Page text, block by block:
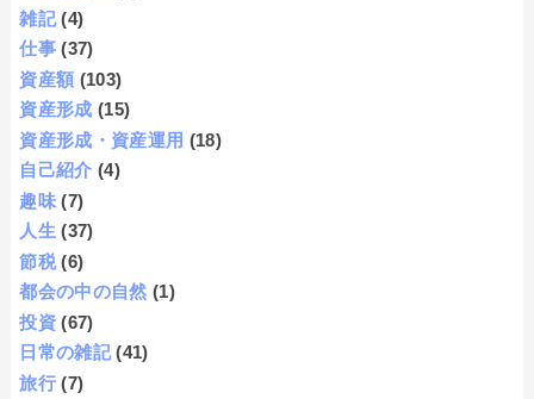
雑記 (4)
仕事 (37)
資産額 (103)
資産形成 (15)
資産形成・資産運用 (18)
自己紹介 (4)
趣味 (7)
人生 (37)
節税 (6)
都会の中の自然 (1)
投資 (67)
日常の雑記 (41)
旅行 (7)